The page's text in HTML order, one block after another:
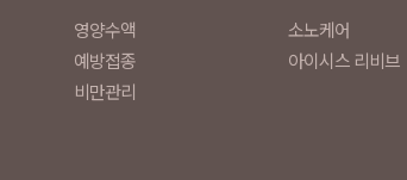
영양수액
예방접종
비만관리
소노케어
아이시스 리비브